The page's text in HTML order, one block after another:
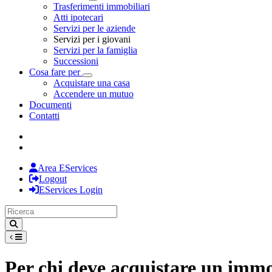
Toggle Dropdown
Trasferimenti immobiliari
Atti ipotecari
Servizi per le aziende
Servizi per i giovani
Servizi per la famiglia
Successioni
Cosa fare per
Toggle Dropdown
Acquistare una casa
Accendere un mutuo
Documenti
Contatti
Area EServices
Logout
EServices Login
Per chi deve acquistare un